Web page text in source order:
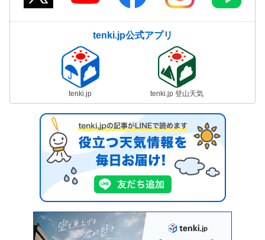
tenki.jp公式アプリ
tenki.jp tenki.jp 登山天気